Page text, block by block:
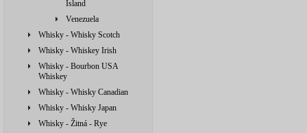
Island
Venezuela
Whisky - Whisky Scotch
Whisky - Whiskey Irish
Whisky - Bourbon USA
Whiskey
Whisky - Whisky Canadian
Whisky - Whisky Japan
Whisky - Žitná - Rye